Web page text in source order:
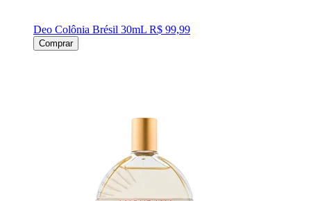
Deo Colônia Brésil 30mL R$ 99,99
Comprar